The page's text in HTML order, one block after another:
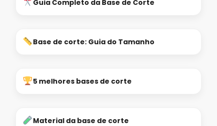
Guia Completo da Base de Corte
Base de corte: Guia do Tamanho
5 melhores bases de corte
Material da base de corte